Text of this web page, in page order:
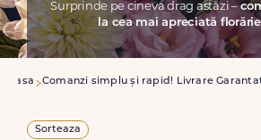
Surprinde pe cineva drag astăzi –
la cea mai apreciată
Acasa Comanzi simplu și rapid! Livrare
Sorteaza